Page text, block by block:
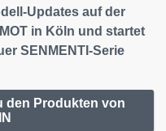
Updates auf der
in Köln und startet
SENMENTI-Serie
den Produkten von